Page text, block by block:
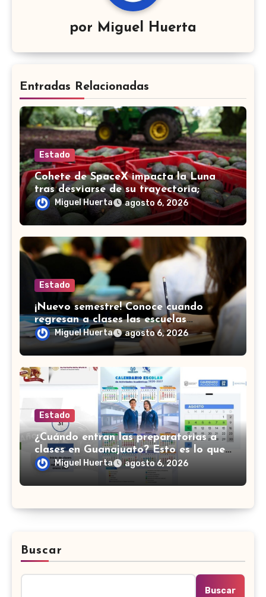
por Miguel Huerta
Entradas Relacionadas
Estado
Cohete de SpaceX impacta la Luna
tras desviarse de su trayectoria;
científicos confirman el choque
Miguel Huerta agosto 6, 2026
Estado
¡Nuevo semestre! Conoce cuando
regresan a clases las escuelas
normales en Guanajuato
Miguel Huerta agosto 6, 2026
Estado
¿Cuándo entran las preparatorias a
clases en Guanajuato? Esto es lo que
se sabeMiguel Huerta agosto 6, 2026
Buscar
Buscar